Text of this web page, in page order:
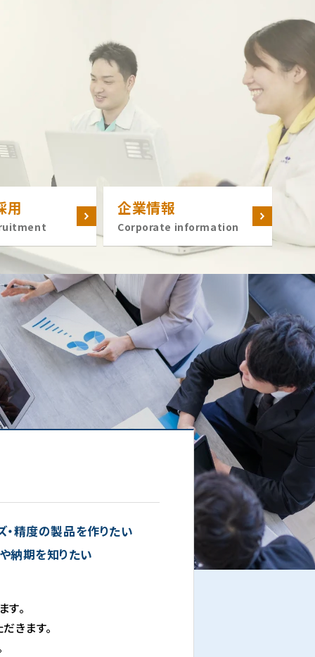
用 企業情報
Corporate information
・精度の製品を作りたい
納期を知りたい
。
きます。